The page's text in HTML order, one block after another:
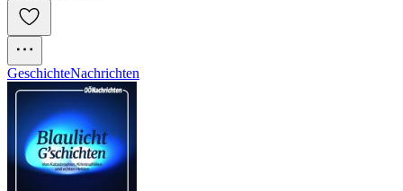
GeschichteNachrichten